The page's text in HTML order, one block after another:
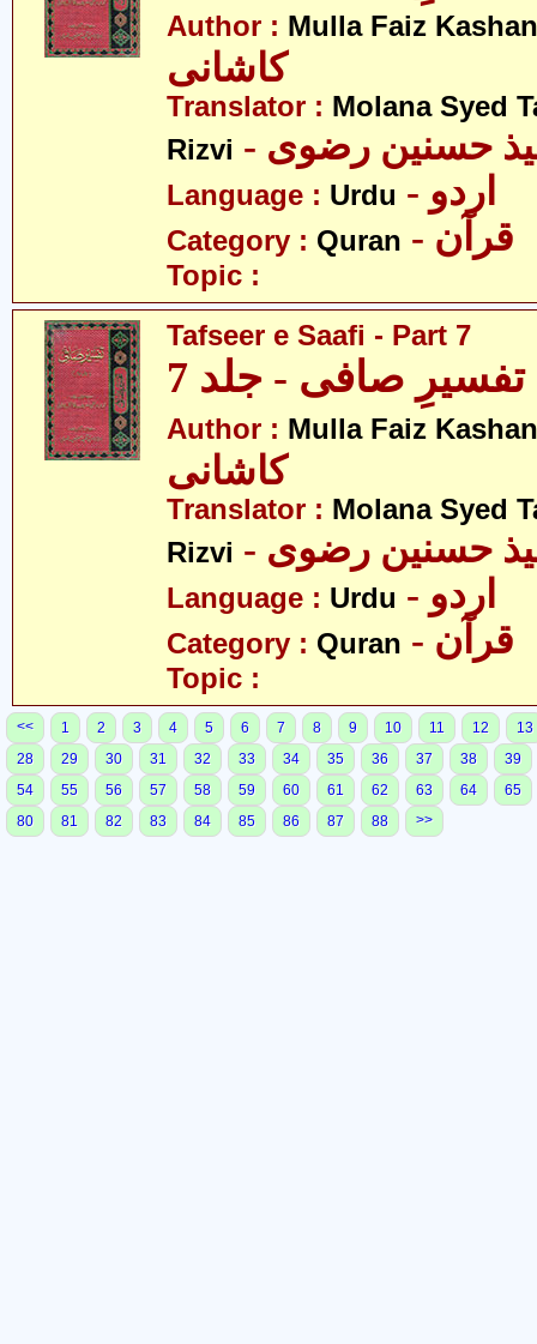
Author : Mulla Faiz
کاشانی
Translator : Molana Syed
Rizvi
حسنین رضوی
Language : Urdu - اردو
Category : Quran - قرآن
Topic :
Tafseer e Saafi - Part 7
تفسیرِ صافی - جلد 7
Author : Mulla Faiz
کاشانی
Translator : Molana Syed
Rizvi
حسنین رضوی
Language : Urdu - اردو
Category : Quran - قرآن
Topic :
<< 1 2 3 4 5 6 7 8 9 10 11 12
13
28
29 30 31 32 33 34 35 36 37 38
39
54
55 56 57 58 59 60 61 62 63 64
65
80
81 82 83 84 85 86 87 88 >>